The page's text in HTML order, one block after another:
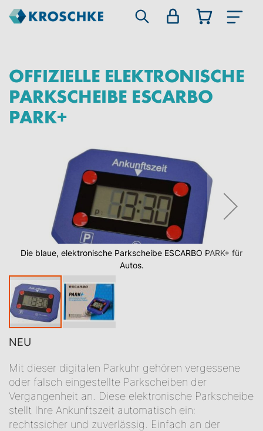
OFFIZIELLE ELEKTRONISCHE
PARKSCHEIBE ESCARBO
PARK+
Die blaue, elektronische Parkscheibe ESCARBO PARK+ für
Autos.
NEU
Anfang
der
Bildgalerie
springen
Mit dieser digitalen Parkuhr gehören vergessene
oder falsch eingestellte Parkscheiben der
Vergangenheit an. Diese elektronische Parkscheibe
stellt Ihre Ankunftszeit automatisch ein:
rechtssicher und zuverlässig. Einfach an der